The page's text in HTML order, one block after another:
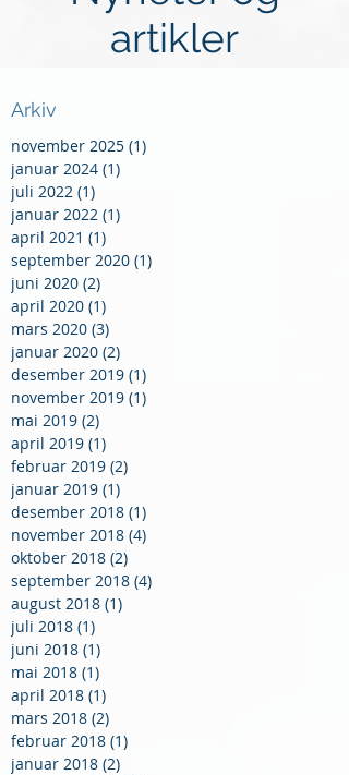
artikler
Arkiv
november 2025 (1)
januar 2024 (1)
juli 2022 (1)
januar 2022 (1)
april 2021 (1)
september 2020 (1)
juni 2020 (2)
april 2020 (1)
mars 2020 (3)
januar 2020 (2)
desember 2019 (1)
november 2019 (1)
mai 2019 (2)
april 2019 (1)
februar 2019 (2)
januar 2019 (1)
desember 2018 (1)
november 2018 (4)
oktober 2018 (2)
september 2018 (4)
august 2018 (1)
juli 2018 (1)
juni 2018 (1)
mai 2018 (1)
april 2018 (1)
mars 2018 (2)
februar 2018 (1)
januar 2018 (2)